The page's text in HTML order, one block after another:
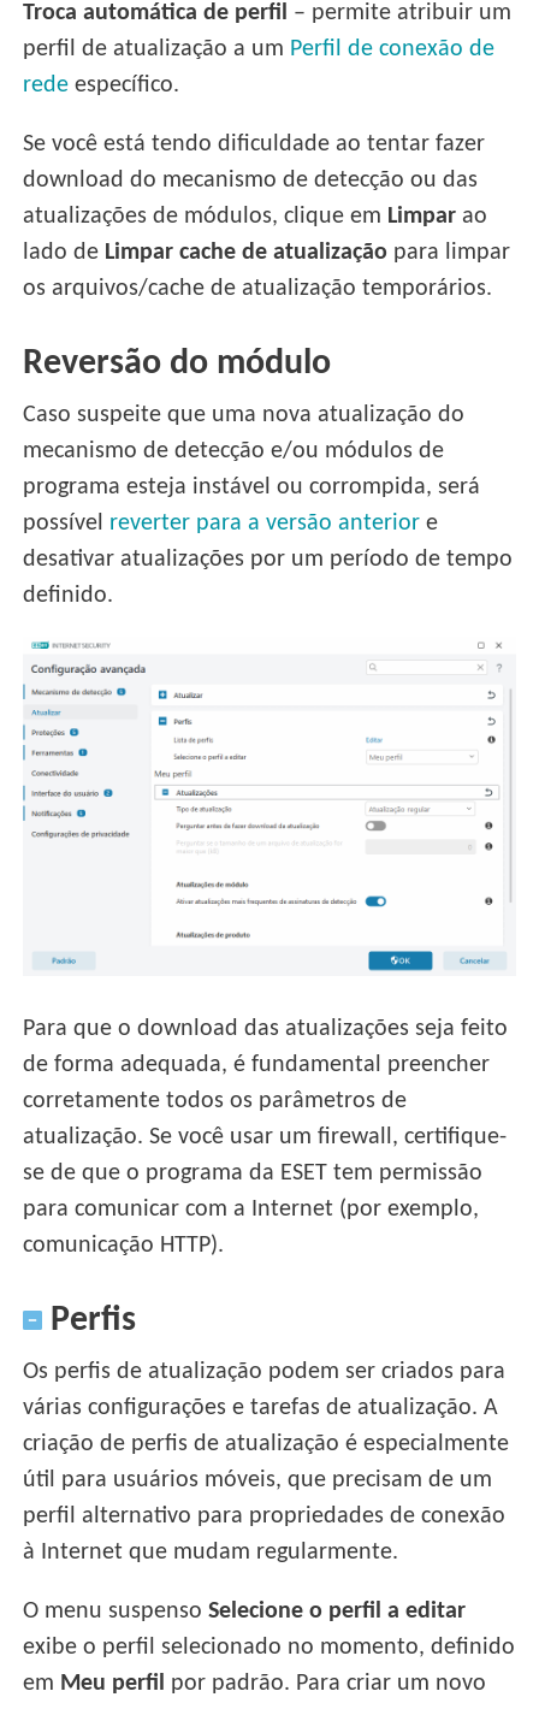
Troca automática de perfil – permite atribuir um
perfil de atualização a um Perfil de conexão de
rede específico.
Se você está tendo dificuldade ao tentar fazer
download do mecanismo de detecção ou das
atualizações de módulos, clique em Limpar ao
lado de Limpar cache de atualização para limpar
os arquivos/cache de atualização temporários.
Reversão do módulo
Caso suspeite que uma nova atualização do
mecanismo de detecção e/ou módulos de
programa esteja instável ou corrompida, será
possível reverter para a versão anterior e
desativar atualizações por um período de tempo
definido.
Para que o download das atualizações seja feito
de forma adequada, é fundamental preencher
corretamente todos os parâmetros de
atualização. Se você usar um firewall, certifique-
se de que o programa da ESET tem permissão
para comunicar com a Internet (por exemplo,
comunicação HTTP).
Perfis
Os perfis de atualização podem ser criados para
várias configurações e tarefas de atualização. A
criação de perfis de atualização é especialmente
útil para usuários móveis, que precisam de um
perfil alternativo para propriedades de conexão
à Internet que mudam regularmente.
O menu suspensoSelecione o perfil a editar
exibe o perfil selecionado no momento, definido
em Meu perfil por padrão. Para criar um novo